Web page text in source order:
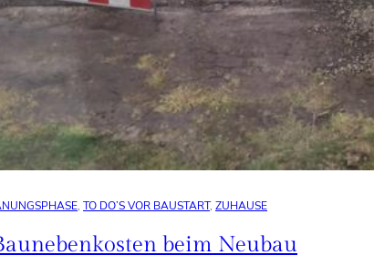
, TO DO’S VOR BAUSTART, ZUHAUSE
beim Neubau